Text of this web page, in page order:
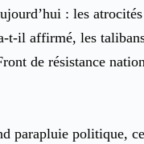
: les
t-il affirmé, les
de résistance
parapluie politique,